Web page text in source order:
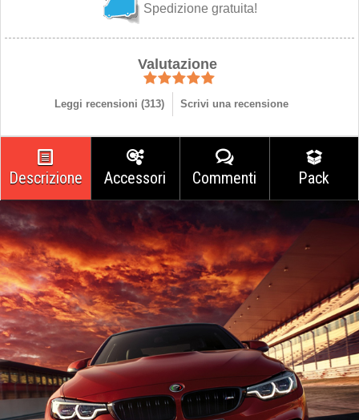
Spedizione gratuita!
Valutazione
Leggi recensioni (313) Scrivi una recensione
Descrizione Accessori Commenti Pack